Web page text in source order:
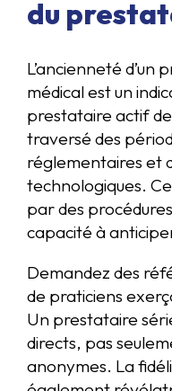
du
L’ancienneté
médical est un
prestataire actif
traversé des
réglementaires et
technologiques.
par des
capacité à
Demandez des
de praticiens
Un prestataire
directs, pas
anonymes. La